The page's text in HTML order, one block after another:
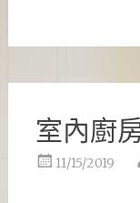
室內廚
11/15/2019